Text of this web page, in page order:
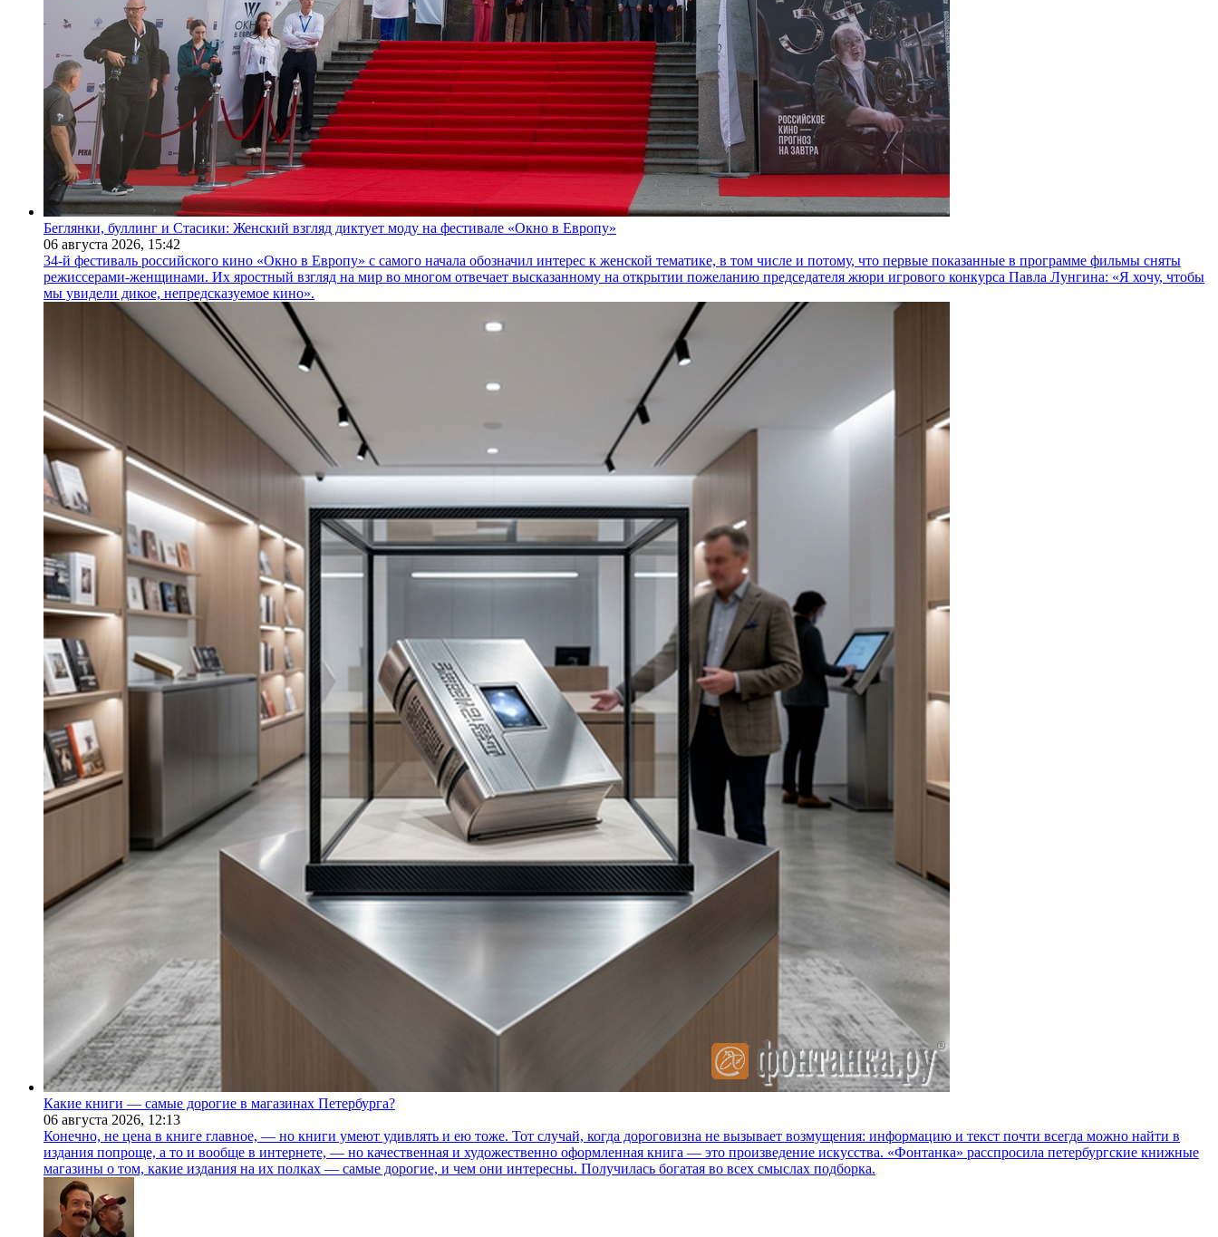
Беглянки, буллинг и Стасики: Женский взгляд диктует моду на фестивале «Окно в Европу»
06 августа 2026, 15:42
34-й фестиваль российского кино «Окно в Европу» с самого начала обозначил интерес к женской тематике, в том числе и потому, что первые показанные в программе фильмы сняты
режиссерами-женщинами. Их яростный взгляд на мир во многом отвечает высказанному на открытии пожеланию председателя жюри игрового конкурса Павла Лунгина: «Я хочу, чтобы
мы увидели дикое, непредсказуемое кино».
Какие книги — самые дорогие в магазинах Петербурга?
06 августа 2026, 12:13
Конечно, не цена в книге главное, — но книги умеют удивлять и ею тоже. Тот случай, когда дороговизна не вызывает возмущения: информацию и текст почти всегда можно найти в
издания попроще, а то и вообще в интернете, — но качественная и художественно оформленная книга — это произведение искусства. «Фонтанка» расспросила петербургские книжные
магазины о том, какие издания на их полках — самые дорогие, и чем они интересны. Получилась богатая во всех смыслах подборка.